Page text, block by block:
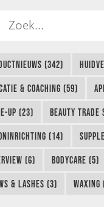
(342)
& COACHING (59)
UP (23) BEAUTY
(14)
(6) BODYCARE (5)
& LASHES (3) WAXING